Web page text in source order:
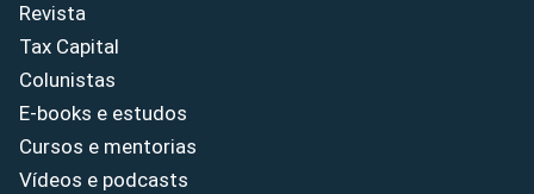
Revista
Tax Capital
Colunistas
E-books e estudos
Cursos e mentorias
Vídeos e podcasts